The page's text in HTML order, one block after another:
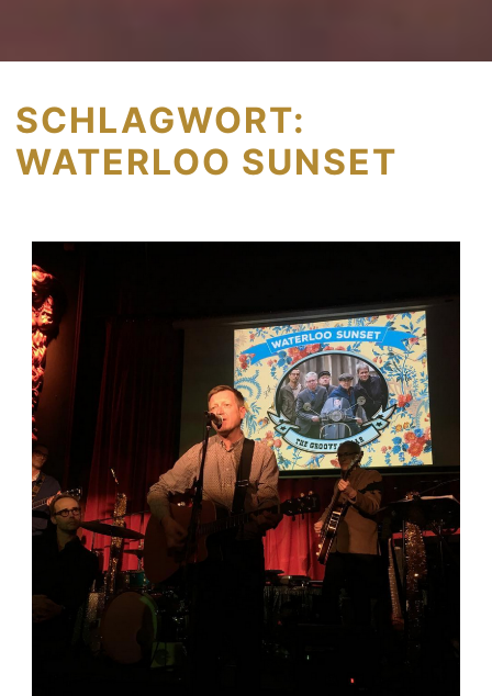
SCHLAGWORT:
WATERLOO SUNSET